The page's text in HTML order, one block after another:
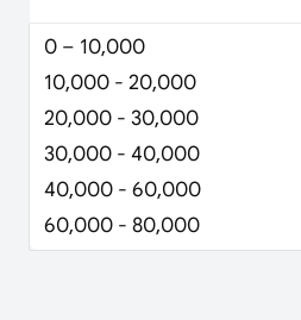
0 – 10,000
10,000 - 20,000
20,000 - 30,000
30,000 - 40,000
40,000 - 60,000
60,000 - 80,000